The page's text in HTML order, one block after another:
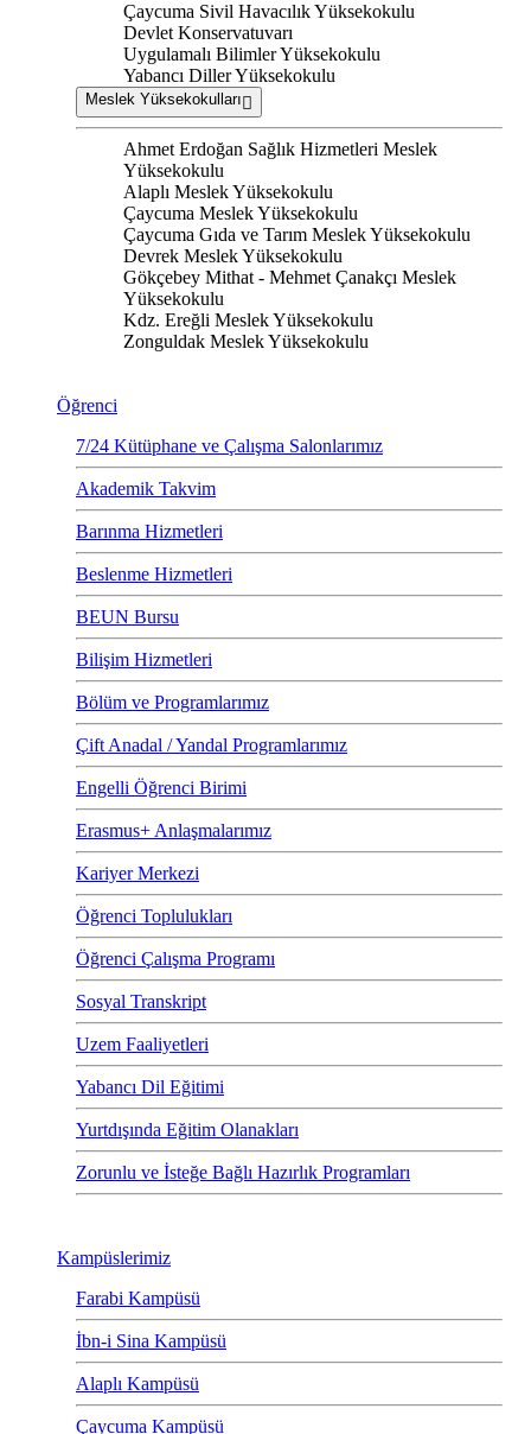
Çaycuma Sivil Havacılık Yüksekokulu
Devlet Konservatuvarı
Uygulamalı Bilimler Yüksekokulu
Yabancı Diller Yüksekokulu
Meslek Yüksekokulları
Ahmet Erdoğan Sağlık Hizmetleri Meslek
Yüksekokulu
Alaplı Meslek Yüksekokulu
Çaycuma Meslek Yüksekokulu
Çaycuma Gıda ve Tarım Meslek Yüksekokulu
Devrek Meslek Yüksekokulu
Gökçebey Mithat - Mehmet Çanakçı Meslek
Yüksekokulu
Kdz. Ereğli Meslek Yüksekokulu
Zonguldak Meslek Yüksekokulu
Öğrenci
7/24 Kütüphane ve Çalışma Salonlarımız
Akademik Takvim
Barınma Hizmetleri
Beslenme Hizmetleri
BEUN Bursu
Bilişim Hizmetleri
Bölüm ve Programlarımız
Çift Anadal / Yandal Programlarımız
Engelli Öğrenci Birimi
Erasmus+ Anlaşmalarımız
Kariyer Merkezi
Öğrenci Toplulukları
Öğrenci Çalışma Programı
Sosyal Transkript
Uzem Faaliyetleri
Yabancı Dil Eğitimi
Yurtdışında Eğitim Olanakları
Zorunlu ve İsteğe Bağlı Hazırlık Programları
Kampüslerimiz
Farabi Kampüsü
İbn-i Sina Kampüsü
Alaplı Kampüsü
Çaycuma Kampüsü